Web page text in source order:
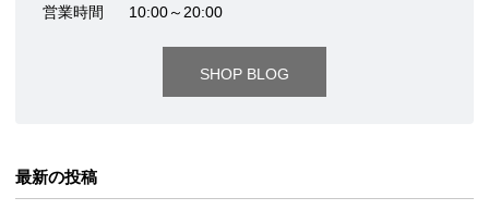
営業時間 10:00～20:00
SHOP BLOG
最新の投稿